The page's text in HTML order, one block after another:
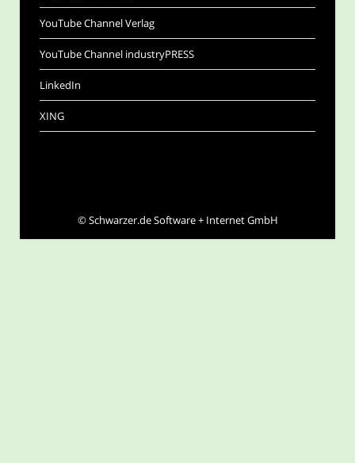
YouTube Channel Verlag
YouTube Channel industryPRESS
LinkedIn
XING
©Schwarzer.de Software + Internet GmbH